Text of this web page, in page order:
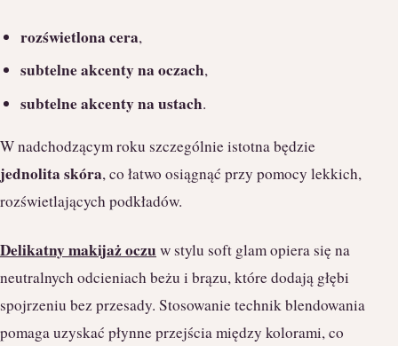
rozświetlona cera,
subtelne akcenty na oczach,
subtelne akcenty na ustach.
W nadchodzącym roku szczególnie istotna będzie
jednolita skóra, co łatwo osiągnąć przy pomocy lekkich,
rozświetlających podkładów.
Delikatny makijaż oczuw stylu soft glam opiera się na
neutralnych odcieniach beżu i brązu, które dodają głębi
spojrzeniu bez przesady. Stosowanie technik blendowania
pomaga uzyskać płynne przejścia między kolorami, co